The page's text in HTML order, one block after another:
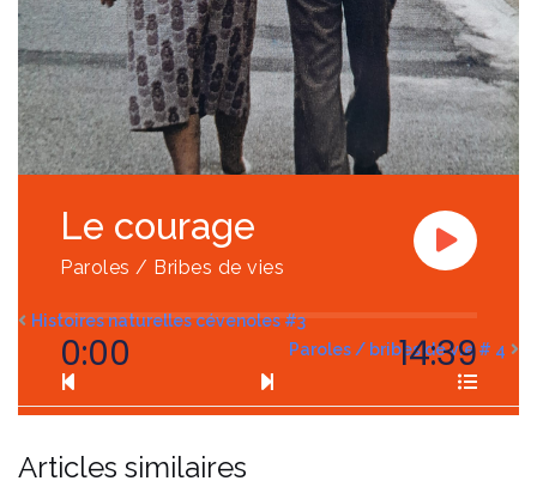
Le courage
Paroles / Bribes de vies
0:00 14:39
Histoires naturelles cévenoles #3
Paroles / bribes de vie # 4
Articles similaires